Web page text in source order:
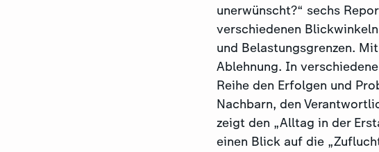
unerwünscht?“ sechs
verschiedenen
und Belastungsgrenzen.
Ablehnung. In
Reihe den Erfolgen und
Nachbarn, den
zeigt den „Alltag in der
einen Blick auf die